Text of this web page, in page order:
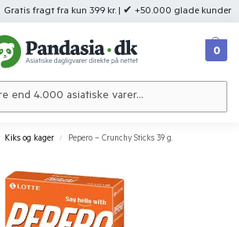
fragt fra kun 399 kr. | ✔ +50.000 glade kunder
0
Kiks og kager / Pepero – Crunchy Sticks 39 g.